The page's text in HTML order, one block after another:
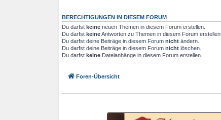
BERECHTIGUNGEN IN DIESEM FORUM
Du darfst keine neuen Themen in diesem Forum erstellen.
Du darfst keineAntworten zu Themen in diesem Forum erstellen.
Du darfst deine Beiträge in diesem Forum nicht ändern.
Du darfst deine Beiträge in diesem Forum nicht löschen.
Du darfst keine Dateianhänge in diesem Forum erstellen.
Foren-Übersicht